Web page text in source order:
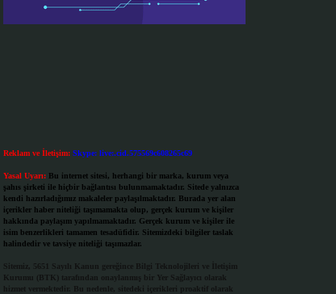
Reklam ve İletişim: Skype: live:.cid.575569c608265c69
Yasal Uyarı: Bu internet sitesi, herhangi bir marka, kurum veya
şahıs şirketi ile hiçbir bağlantısı bulunmamaktadır. Sitede yalnızca
kendi hazırladığımız makaleler paylaşılmaktadır. Burada yer alan
içerikler haber niteliği taşımamakta olup, gerçek kurum ve kişiler
hakkında paylaşım yapılmamaktadır. Gerçek kurum ve kişiler ile
isim benzerlikleri tamamen tesadüfidir. Sitemizdeki bilgiler taslak
halindedir ve tavsiye niteliği taşımazlar.
Sitemiz, 5651 Sayılı Kanun gereğince Bilgi Teknolojileri ve İletişim
Kurumu (BTK) tarafından onaylanmış bir Yer Sağlayıcı olarak
hizmet vermektedir. Bu nedenle, sitedeki içerikleri proaktif olarak